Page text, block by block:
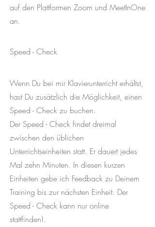
auf den Plattformen Zoom und MeetInOne
an.
Speed - Check
Wenn Du bei mir Klavierunterricht erhältst,
hast Du zusätzlich die Möglichkeit, einen
Speed - Check zu buchen.
Der Speed - Check findet dreimal
zwischen den üblichen
Unterrichtseinheiten statt. Er dauert jedes
Mal zehn Minuten. In diesen kurzen
Einheiten gebe ich Feedback zu Deinem
Training bis zur nächsten Einheit. Der
Speed - Check kann nur online
stattfinden!.